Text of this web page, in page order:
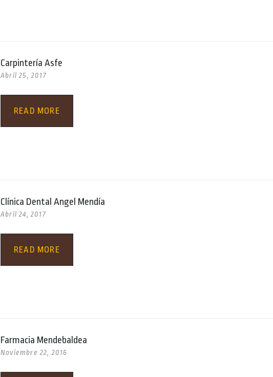
Carpintería Asfe
Abril 25, 2017
READ MORE
Clínica Dental Angel Mendía
Abril 24, 2017
READ MORE
Farmacia Mendebaldea
Noviembre 22, 2016